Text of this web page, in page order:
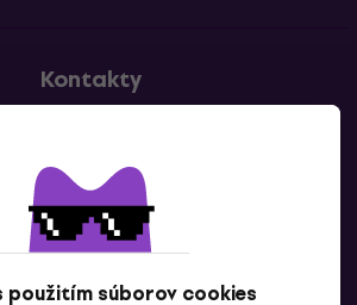
použitím súborov cookies
Kontakty